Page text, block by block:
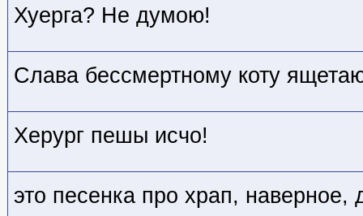
Хуерга? Не думою!
Слава бессмертному коту
Херург пешы исчо!
это песенка про храп, наверное,